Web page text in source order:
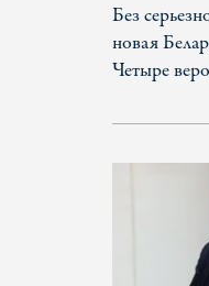
Без
новая
Четыре